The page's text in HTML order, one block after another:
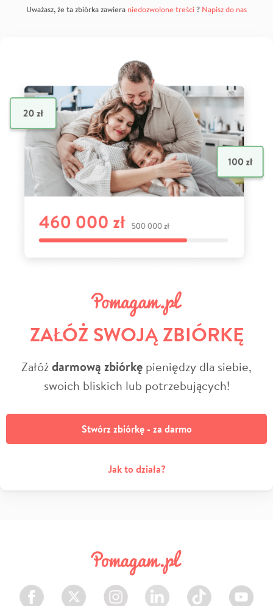
Uważasz, że ta zbiórka zawiera niedozwolone treści? Napisz do nas
ZAŁÓŻ SWOJĄ ZBIÓRKĘ
Załóżdarmową zbiórkę pieniędzy dla siebie,
swoich bliskich lub potrzebujących!
Stwórz zbiórkę - za darmo
Jak to działa?
Facebook Twitter Instagram LinkedIn TikTok Youtube